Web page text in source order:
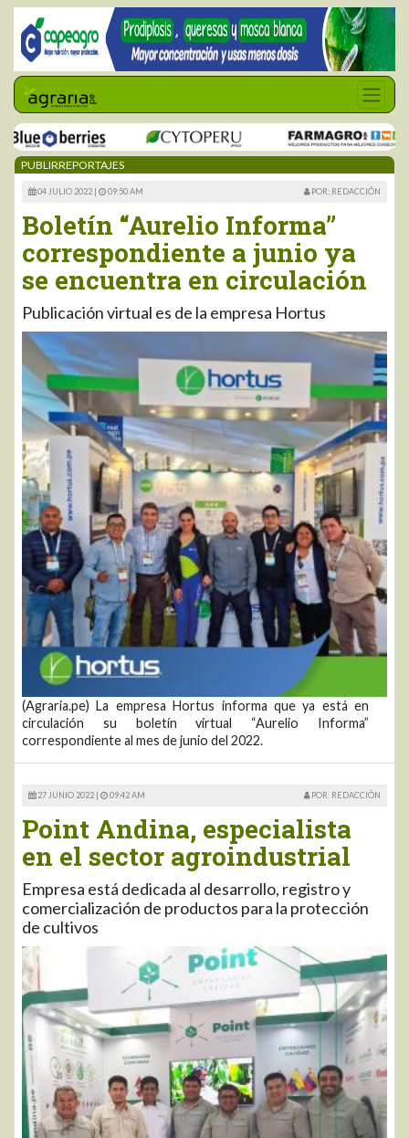
PUBLIRREPORTAJES
04 JULIO 2022 | 09:50 AM POR: REDACCIÓN
Boletín “Aurelio Informa”
correspondiente a junio ya
se encuentra en circulación
Publicación virtual es de la empresa Hortus
(Agraria.pe) La empresa Hortus informa que ya está en
circulación su boletín virtual “Aurelio Informa”
correspondiente al mes de junio del 2022.
27 JUNIO 2022 | 09:42 AM POR: REDACCIÓN
Point Andina, especialista
en el sector agroindustrial
Empresa está dedicada al desarrollo, registro y
comercialización de productos para la protección
de cultivos